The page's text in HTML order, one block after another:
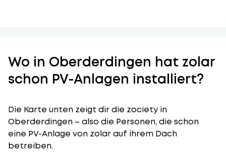
Wo in Oberderdingen hat zolar
schon PV-Anlagen installiert?
Die Karte unten zeigt dir die zociety in
Oberderdingen – also die Personen, die schon
eine PV-Anlage von zolar auf ihrem Dach
betreiben.